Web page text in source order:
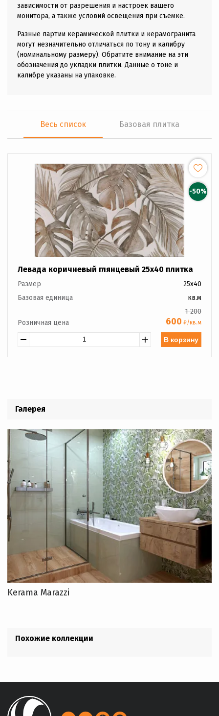
зависимости от разрешения и настроек вашего
монитора, а также условий освещения при съемке.
Разные партии керамической плитки и керамогранита
могут незначительно отличаться по тону и калибру
(номинальному размеру). Обратите внимание на эти
обозначения до укладки плитки. Данные о тоне и
калибре указаны на упаковке.
Весь список Базовая плитка
-50%
Левада коричневый глянцевый 25x40 плитка
Размер
25x40
Базовая единица
кв.м
Розничная цена
1 200
600 ₽/кв.м
В корзину
Галерея
Kerama Marazzi
Похожие коллекции